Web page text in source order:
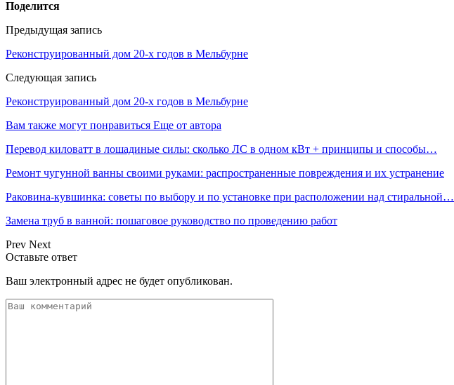
Поделится
Предыдущая запись
Реконструированный дом 20-х годов в Мельбурне
Следующая запись
Реконструированный дом 20-х годов в Мельбурне
Вам также могут понравиться Еще от автора
Перевод киловатт в лошадиные силы: сколько ЛС в одном кВт + принципы и способы…
Ремонт чугунной ванны своими руками: распространенные повреждения и их устранение
Раковина-кувшинка: советы по выбору и по установке при расположении над стиральной…
Замена труб в ванной: пошаговое руководство по проведению работ
Prev Next
Оставьте ответ
Ваш электронный адрес не будет опубликован.